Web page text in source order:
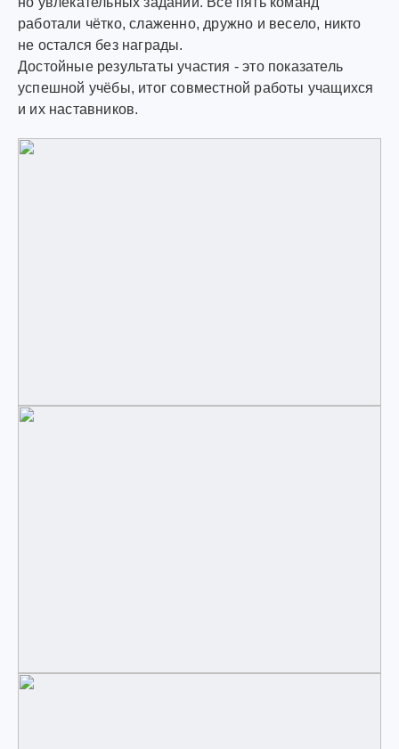
работали чётко, слаженно, дружно и весело, никто
не остался без награды.
Достойные результаты участия - это показатель
успешной учёбы, итог совместной работы учащихся
и их наставников.